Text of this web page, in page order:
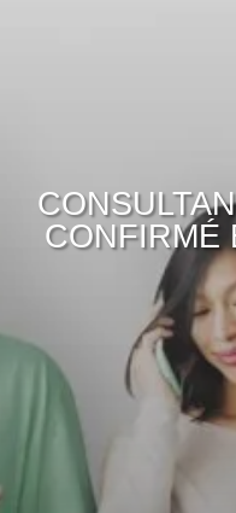
CONFIRMÉ